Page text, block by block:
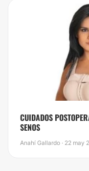
CUIDADOS
SENOS
Anahí Gallardo · 22 may